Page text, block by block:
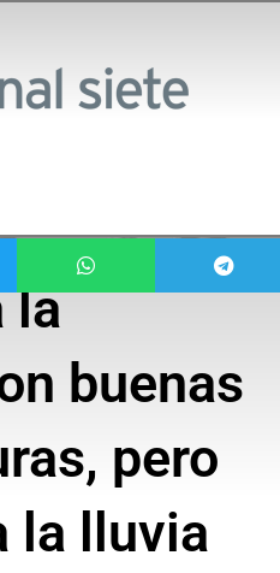
la
buenas
pero
la lluvia